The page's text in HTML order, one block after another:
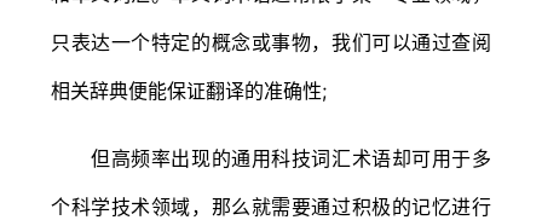
只表达一个特定的概念或事物，我们可以通过查阅
相关辞典便能保证翻译的准确性;
但高频率出现的通用科技词汇术语却可用于多
个科学技术领域，那么就需要通过积极的记忆进行